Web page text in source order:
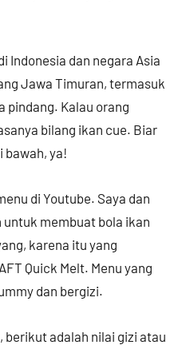
Indonesia dan negara Asia
Jawa Timuran, termasuk
pindang. Kalau orang
bilang ikan cue. Biar
bawah, ya!
di Youtube. Saya dan
membuat bola ikan
karena itu yang
Quick Melt. Menu yang
dan bergizi.
adalah nilai gizi atau